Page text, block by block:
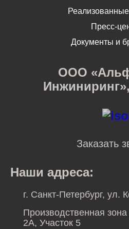
Пресс-
Документы и
ООО
Заказать
Наши адреса:
г. Санкт-Петербург, ул.
Производственная
2А, Участок 5